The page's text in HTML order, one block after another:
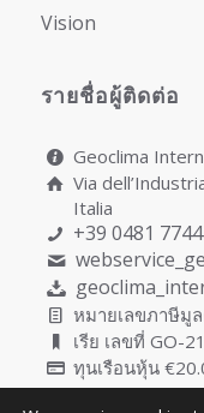
Vision
รายชื่อผู้ติดต่อ
Geoclima
Via
Italia
+39 0481
หมายเลขภาษีมู
เรีย เลขที่ GO-
ทุนเรือนหุ้น